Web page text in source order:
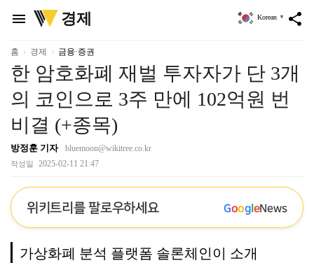
menu
위
키
리
경제 share
Korean ▼
홈 경제 금융·증권
한 암호화폐 재벌 투자자가 단 3개
의 코인으로 3주 만에 102억원 번
비결 (+종목)
방정훈 기자 bluemoon@wikitree.co.kr
작성일 2025-02-11 21:47
위키트리를 팔로우하세요 GoogleNews
가상화폐 분석 플랫폼 솔론체인이 소개